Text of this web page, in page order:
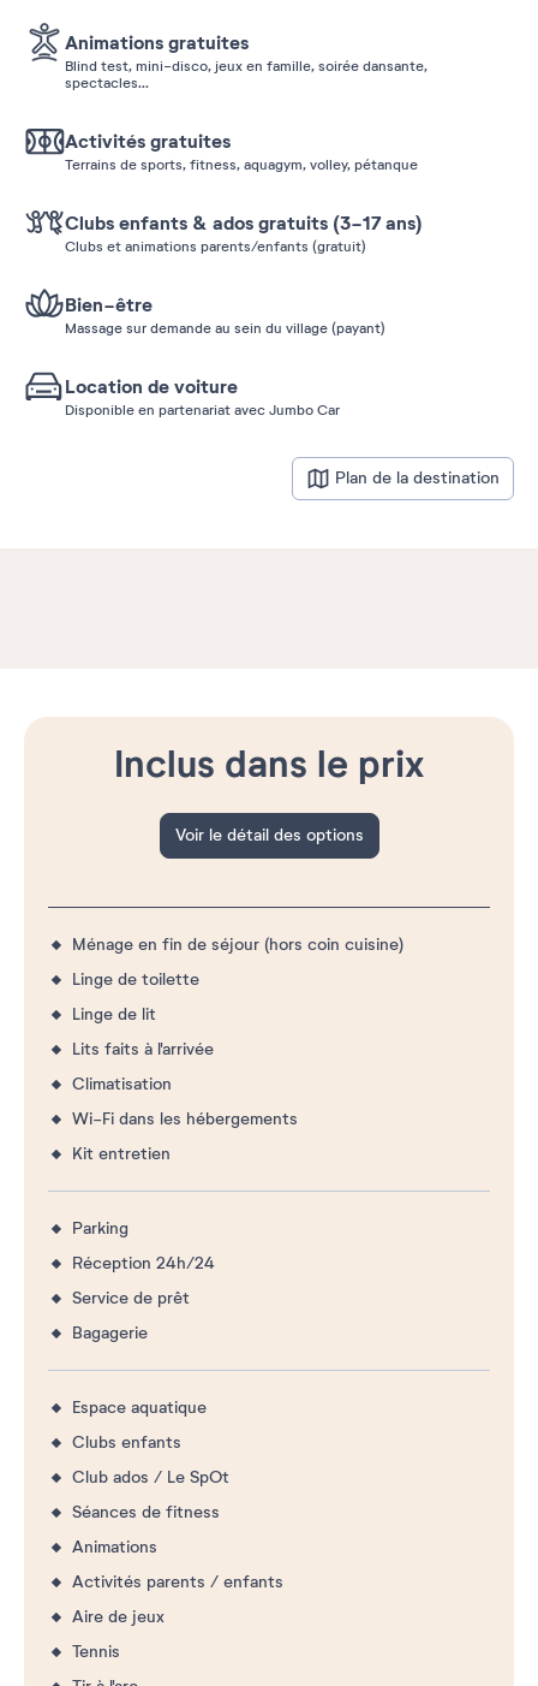
Animations gratuites
Blind test, mini-disco, jeux en famille, soirée dansante,
spectacles...
Activités gratuites
Terrains de sports, fitness, aquagym, volley, pétanque
Clubs enfants & ados gratuits (3-17 ans)
Clubs et animations parents/enfants (gratuit)
Bien-être
Massage sur demande au sein du village (payant)
Location de voiture
Disponible en partenariat avec Jumbo Car
Plan de la destination
Inclus dans le prix
Voir le détail des options
Ménage en fin de séjour (hors coin cuisine)
Linge de toilette
Linge de lit
Lits faits à l'arrivée
Climatisation
Wi-Fi dans les hébergements
Kit entretien
Parking
Réception 24h/24
Service de prêt
Bagagerie
Espace aquatique
Clubs enfants
Club ados / Le SpOt
Séances de fitness
Animations
Activités parents / enfants
Aire de jeux
Tennis